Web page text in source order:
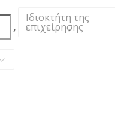
,
Ιδιοκτήτη της
επιχείρησης
,